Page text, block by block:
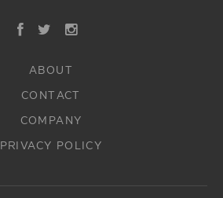
ABOUT
CONTACT
COMPANY
PRIVACY POLICY